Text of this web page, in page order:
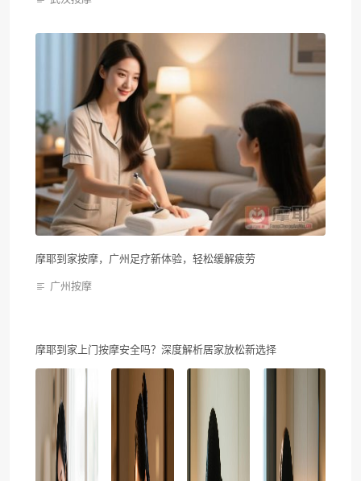
摩耶到家按摩，广州足疗新体验，轻松缓解疲劳
广州按摩
摩耶到家上门按摩安全吗？深度解析居家放松新选择